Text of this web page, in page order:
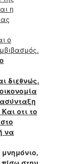
η
ο
διεθνώς.
οτι το
να